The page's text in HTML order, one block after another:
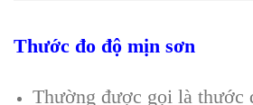
Thước đo độ mịn sơn
Thường được gọi là thước